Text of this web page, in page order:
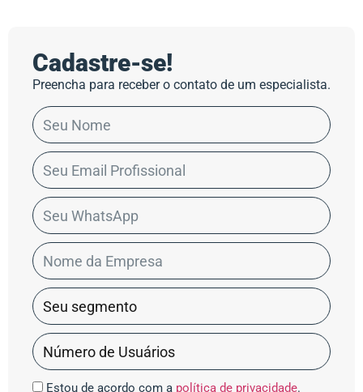
Cadastre-se!
Preencha para receber o contato de um especialista.
Estou de acordo com a política de privacidade.